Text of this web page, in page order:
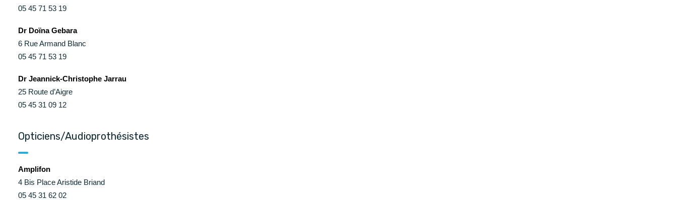
05 45 71 53 19
Dr Doïna Gebara
6 Rue Armand Blanc
05 45 71 53 19
Dr Jeannick-Christophe Jarrau
25 Route d’Aigre
05 45 31 09 12
Opticiens/Audioprothésistes
Amplifon
4 Bis Place Aristide Briand
05 45 31 62 02